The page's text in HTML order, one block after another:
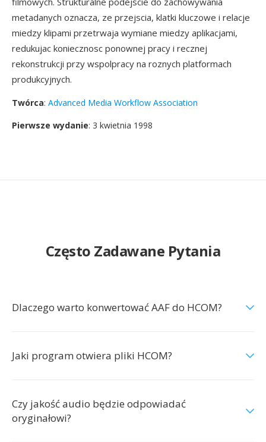
metadanych oznacza, ze przejscia, klatki kluczowe i relacje
miedzy klipami przetrwaja wymiane miedzy aplikacjami,
redukujac koniecznosc ponownej pracy i recznej
rekonstrukcji przy wspolpracy na roznych platformach
produkcyjnych.
Twórca: Advanced Media Workflow Association
Pierwsze wydanie: 3 kwietnia 1998
Często Zadawane Pytania
Dlaczego warto konwertować AAF do HCOM?
Jaki program otwiera pliki HCOM?
Czy jakość audio będzie odpowiadać
oryginałowi?